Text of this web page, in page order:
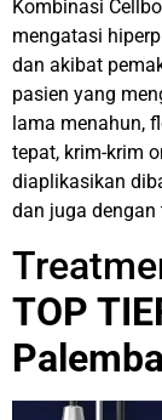
Kombinasi
mengatasi
dan akibat
pasien yang
lama menahun,
tepat, krim-krim
diaplikasikan
dan juga dengan
TOP